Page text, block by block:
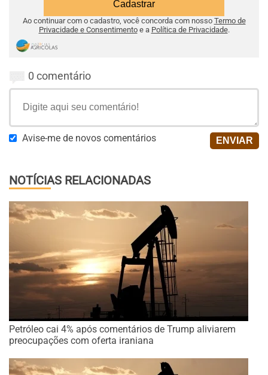
Ao continuar com o cadastro, você concorda com nosso Termo de
Privacidade e Consentimentoe a Política de Privacidade.
0 comentário
Avise-me de novos comentários
NOTÍCIAS RELACIONADAS
Petróleo cai 4% após comentários de Trump aliviarem
preocupações com oferta iraniana